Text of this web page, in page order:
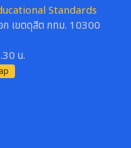
Standards
ก เขตดุสิต กทม. 10300
น.